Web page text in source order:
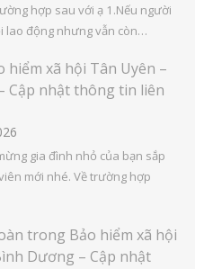
hợp sau với ạ 1.Nếu người
lao động nhưng vẫn còn…
hiểm xã hội Tân Uyên –
Cập nhật thông tin liên
gia đình nhỏ của bạn sắp
mới nhé. Về trường hợp
trong Bảo hiểm xã hội
Dương – Cập nhật